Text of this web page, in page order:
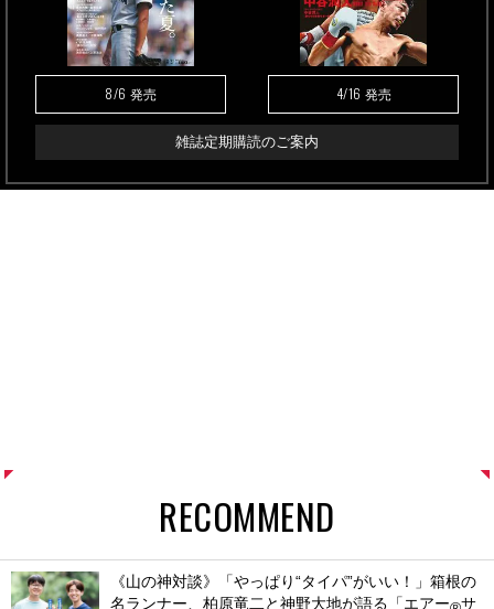
8/6 発売 4/16 発売
雑誌定期購読のご案内
RECOMMEND
《山の神対談》「やっぱり“タイパ”がいい！」箱根の
名ランナー、柏原竜二と神野大地が語る「エアー
サ